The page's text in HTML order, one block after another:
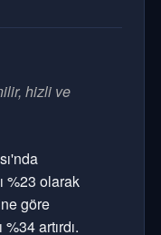
hizli ve
%23 olarak
göre
artırdı.